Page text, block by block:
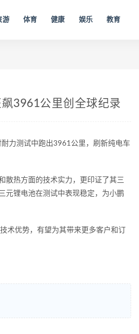
游 体育 健康 娱乐 教育
3961公里创全球纪录
力测试中跑出3961公里，刷新纯电车
散热方面的技术实力，更印证了其三
元锂电池在测试中表现稳定，为小鹏
术优势，有望为其带来更多客户和订